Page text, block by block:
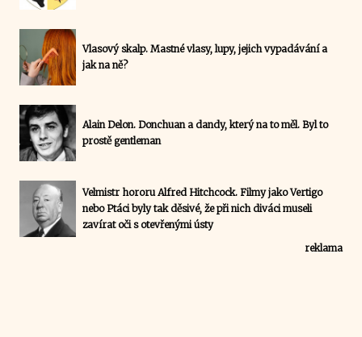
Vlasový skalp. Mastné vlasy, lupy, jejich vypadávání a
jak na ně?
Alain Delon. Donchuan a dandy, který na to měl. Byl to
prostě gentleman
Velmistr hororu Alfred Hitchcock. Filmy jako Vertigo
nebo Ptáci byly tak děsivé, že při nich diváci museli
zavírat oči s otevřenými ústy
reklama